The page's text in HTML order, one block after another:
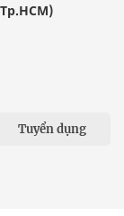
Tuyển dụng